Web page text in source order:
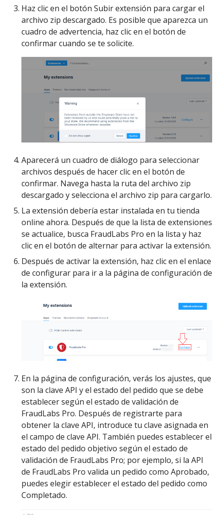
Haz clic en el botón Subir extensión para cargar el
archivo zip descargado. Es posible que aparezca un
cuadro de advertencia, haz clic en el botón de
confirmar cuando se te solicite.
Aparecerá un cuadro de diálogo para seleccionar
archivos después de hacer clic en el botón de
confirmar. Navega hasta la ruta del archivo zip
descargado y selecciona el archivo zip para cargarlo.
La extensión debería estar instalada en tu tienda
online ahora. Después de que la lista de extensiones
se actualice, busca FraudLabs Pro en la lista y haz
clic en el botón de alternar para activar la extensión.
Después de activar la extensión, haz clic en el enlace
de configurar para ir a la página de configuración de
la extensión.
En la página de configuración, verás los ajustes, que
son la clave API y el estado del pedido que se debe
establecer según el estado de validación de
FraudLabs Pro. Después de registrarte para
obtener la clave API, introduce tu clave asignada en
el campo de clave API. También puedes establecer el
estado del pedido objetivo según el estado de
validación de FraudLabs Pro; por ejemplo, si la API
de FraudLabs Pro valida un pedido como Aprobado,
puedes elegir establecer el estado del pedido como
Completado.